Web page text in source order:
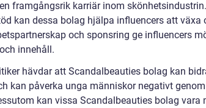
framgångsrik karriär inom
kan dessa bolag hjälpa influencers att växa
och sponsring ge influencers
innehåll.
hävdar att Scandalbeauties bolag kan
kan påverka unga människor negativt
kan vissa Scandalbeauties bolag vara